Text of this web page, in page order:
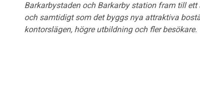
Barkarbystaden och Barkarby station fram till
och samtidigt som det byggs nya attraktiva
kontorslägen, högre utbildning och flerbesökare.